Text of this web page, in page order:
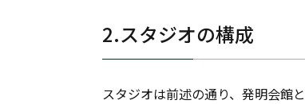
2.スタジオの構成
スタジオは前述の通り、発明会館